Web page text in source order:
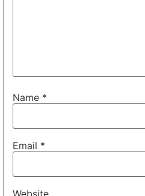
Name *
Email *